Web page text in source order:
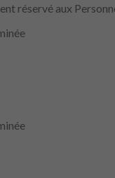
réservé aux